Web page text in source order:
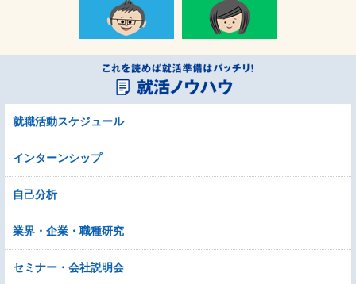
就職活動スケジュール
インターンシップ
自己分析
業界・企業・職種研究
セミナー・会社説明会